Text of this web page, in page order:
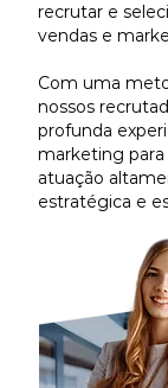
recrutar e
vendas e
Com uma
nossos
profunda
marketing
atuação
estratégica e